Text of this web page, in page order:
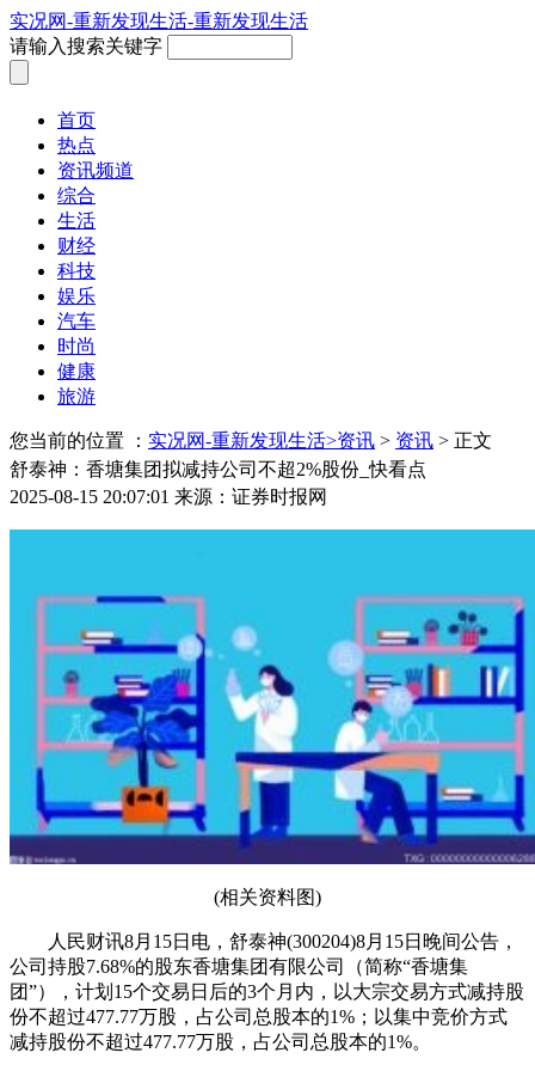
实况网-重新发现生活-重新发现生活
请输入搜索关键字
首页
热点
资讯频道
综合
生活
财经
科技
娱乐
汽车
时尚
健康
旅游
您当前的位置 ： 实况网-重新发现生活>资讯 > 资讯 > 正文
舒泰神：香塘集团拟减持公司不超2%股份_快看点
2025-08-15 20:07:01 来源：证券时报网
(相关资料图)
人民财讯8月15日电，舒泰神(300204)8月15日晚间公告，
公司持股7.68%的股东香塘集团有限公司（简称“香塘集
团”），计划15个交易日后的3个月内，以大宗交易方式减持股
份不超过477.77万股，占公司总股本的1%；以集中竞价方式
减持股份不超过477.77万股，占公司总股本的1%。